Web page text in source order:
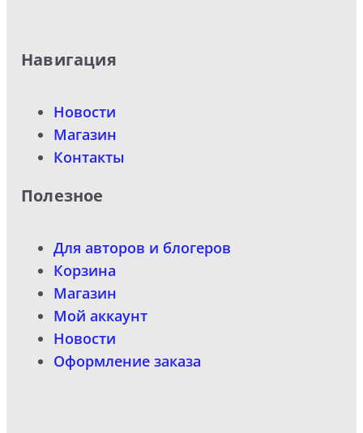
Навигация
Новости
Магазин
Контакты
Полезное
Для авторов и блогеров
Корзина
Магазин
Мой аккаунт
Новости
Оформление заказа